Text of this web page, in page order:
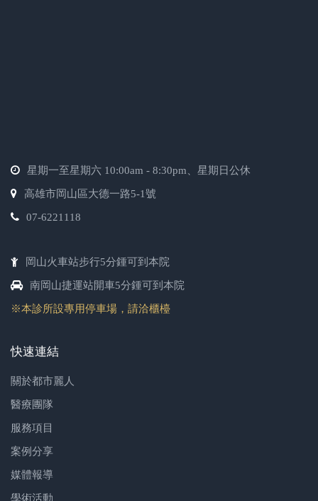
星期一至星期六 10:00am - 8:30pm、星期日公休
高雄市岡山區大德一路5-1號
07-6221118
岡山火車站步行5分鍾可到本院
南岡山捷運站開車5分鍾可到本院
※本診所設專用停車場，請洽櫃檯
快速連結
關於都市麗人
醫療團隊
服務項目
案例分享
媒體報導
學術活動